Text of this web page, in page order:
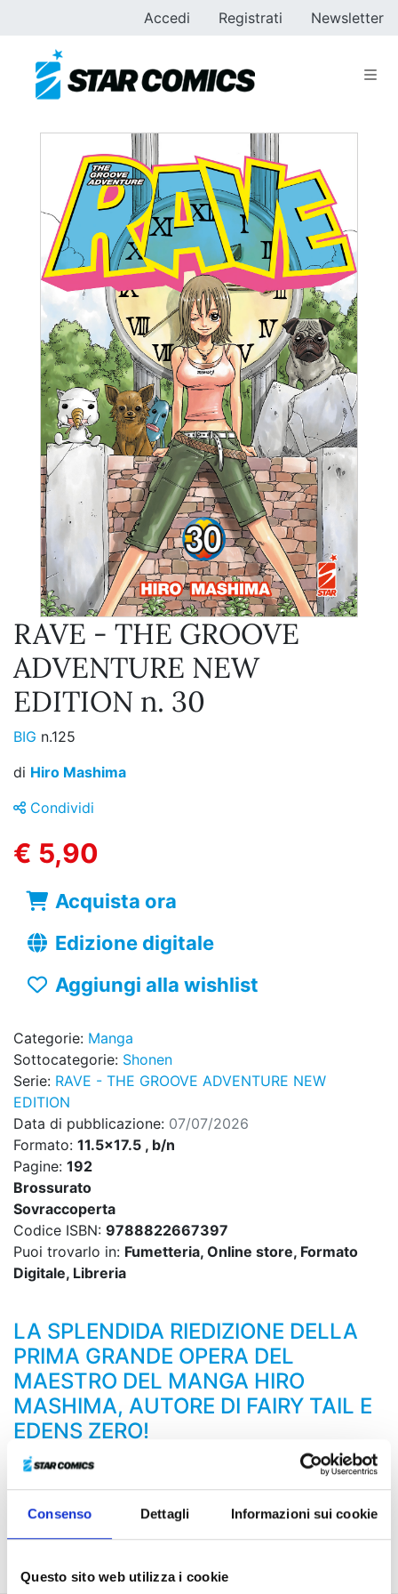
Consenso Dettagli Informazioni sui cookie
Questo sito web utilizza i cookie
Accedi Registrati Newsletter
RAVE - THE GROOVE
ADVENTURE NEW
EDITION n. 30
BIG n.125
di Hiro Mashima
Condividi
€ 5,90
Acquista ora
Edizione digitale
Aggiungi alla wishlist
Categorie: Manga
Sottocategorie: Shonen
Serie: RAVE - THE GROOVE ADVENTURE NEW
EDITION
Data di pubblicazione: 07/07/2026
Formato: 11.5x17.5 , b/n
Pagine: 192
Brossurato
Sovraccoperta
Codice ISBN: 9788822667397
Puoi trovarlo in: Fumetteria, Online store, Formato
Digitale, Libreria
LA SPLENDIDA RIEDIZIONE DELLA
PRIMA GRANDE OPERA DEL
MAESTRO DEL MANGA HIRO
MASHIMA, AUTORE DI FAIRY TAIL E
EDENS ZERO!
Lucia è diventato un tutt’uno con l’Endless e la sola
un’unica forma completa. Per riuscirci, bisogna andare
verso Symphonia, alla tomba di Resha… Lì dovrebbe